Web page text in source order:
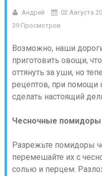
Андрей 02 Августа
39 Просмотров
Возможно, наши
приготовить овощи,
оттянуть за уши, но
рецептов, при
сделать настоящий
Чесночные помидоры
Разрежьте помидоры
перемешайте их с
солью и перцем.